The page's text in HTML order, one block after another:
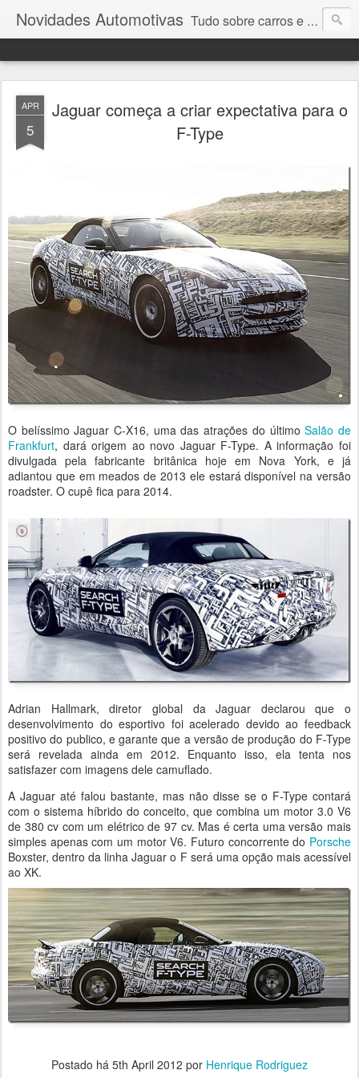
Novidades Automotivas Tudo sobre carros e motores
APR
5
Jaguar começa a criar expectativa para o
F-Type
O belíssimo Jaguar C-X16, uma das atrações do últimoSalão de
Frankfurt, dará origem ao novo Jaguar F-Type. A informação foi
divulgada pela fabricante britânica hoje em Nova York, e já
adiantou que em meados de 2013 ele estará disponível na versão
roadster. O cupê fica para 2014.
Adrian Hallmark, diretor global da Jaguar declarou que o
desenvolvimento do esportivo foi acelerado devido ao feedback
positivo do publico, e garante que a versão de produção do F-Type
será revelada ainda em 2012. Enquanto isso, ela tenta nos
satisfazer com imagens dele camuflado.
A Jaguar até falou bastante, mas não disse se o F-Type contará
com o sistema híbrido do conceito, que combina um motor 3.0 V6
de 380 cv com um elétrico de 97 cv. Mas é certa uma versão mais
simples apenas com um motor V6. Futuro concorrente do Porsche
Boxster, dentro da linha Jaguar o F será uma opção mais acessível
ao XK.
Postado há 5th April 2012 por Henrique Rodriguez